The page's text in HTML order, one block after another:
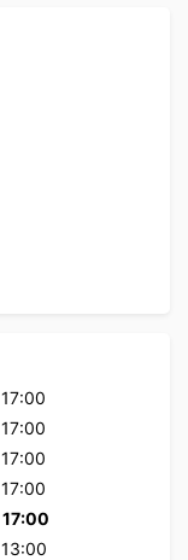
17:00
17:00
17:00
17:00
17:00
13:00